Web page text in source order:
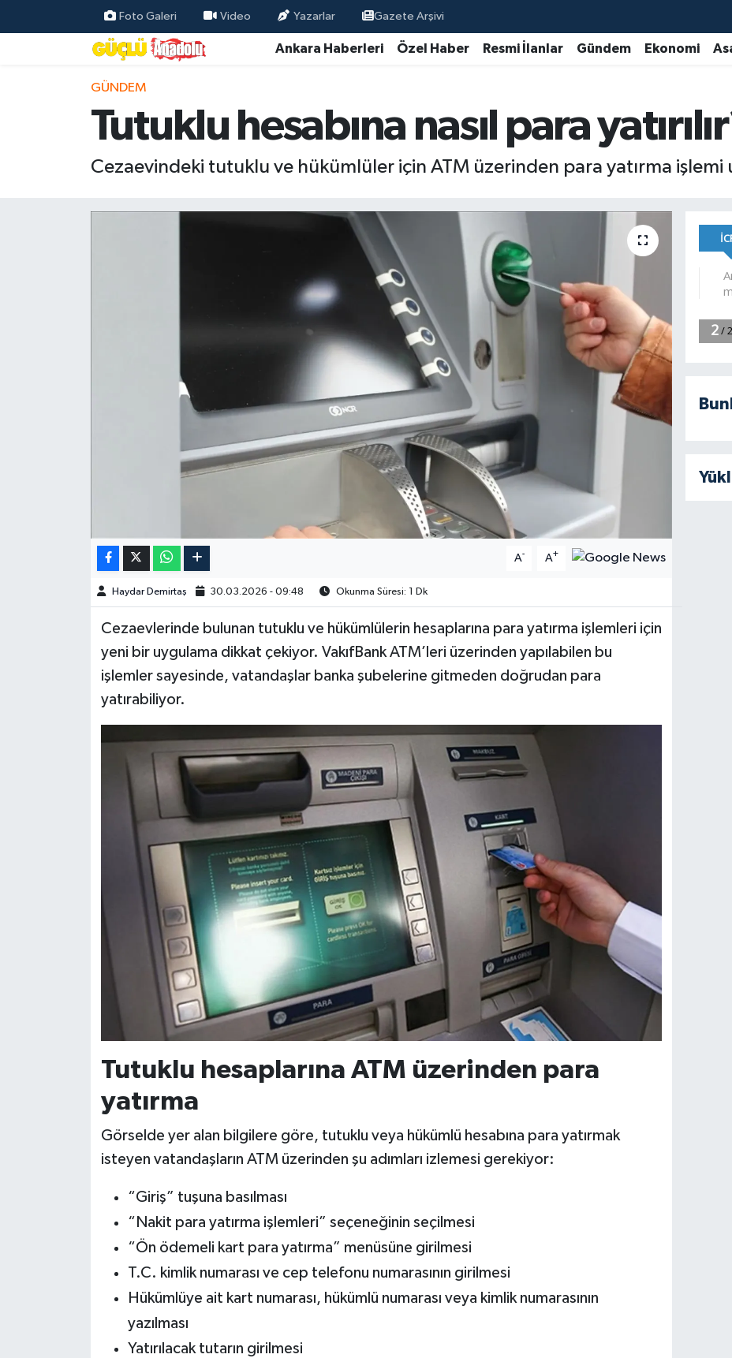
Foto Galeri Video Yazarlar Gazete Arşivi
Ankara Haberleri Özel Haber Resmi İlanlar Gündem Ekonomi
GÜNDEM
Tutuklu hesabına nasıl para
Cezaevindeki tutuklu ve hükümlüler için ATM üzerinden para yatırma işlemi
A- A+
Haydar Demirtaş 30.03.2026 - 09:48 Okunma Süresi: 1 Dk
Cezaevlerinde bulunan tutuklu ve hükümlülerin hesaplarına para yatırma işlemleri için
yeni bir uygulama dikkat çekiyor. VakıfBank ATM’leri üzerinden yapılabilen bu
işlemler sayesinde, vatandaşlar banka şubelerine gitmeden doğrudan para
yatırabiliyor.
Tutuklu hesaplarına ATM üzerinden para
yatırma
Görselde yer alan bilgilere göre, tutuklu veya hükümlü hesabına para yatırmak
isteyen vatandaşların ATM üzerinden şu adımları izlemesi gerekiyor:
“Giriş” tuşuna basılması
“Nakit para yatırma işlemleri” seçeneğinin seçilmesi
“Ön ödemeli kart para yatırma” menüsüne girilmesi
T.C. kimlik numarası ve cep telefonu numarasının girilmesi
Hükümlüye ait kart numarası, hükümlü numarası veya kimlik numarasının
yazılması
Yatırılacak tutarın girilmesi
Özel Haber
Resmi İlanlar
Hava Durumu
Kim kimdir?
Kültür Sanat